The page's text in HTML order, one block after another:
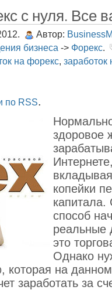
с нуля. Все
Автор:
бизнеса -> Форекс.
на форекс,
по RSS.
здоровое
копейки
способ
реальные
это
Однако
которая на
заработать за